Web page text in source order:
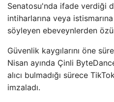
Senatosu'nda ifade verdiği
intiharlarına veya
söyleyen ebeveynlerden
Güvenlik kaygılarını öne
Nisan ayında Çinli
alıcı bulmadığı sürece
imzaladı.